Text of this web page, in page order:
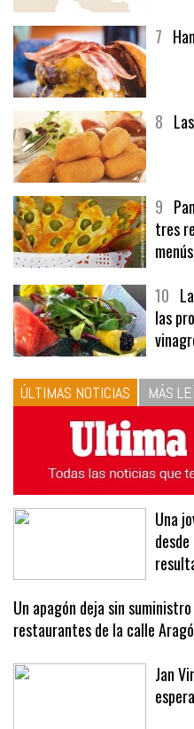
9
tres
menús
10
las
ÚLTIMAS NOTICIAS MÁS
Una
desde
Un apagón deja sin
restaurantes de la calle Aragón
Jan